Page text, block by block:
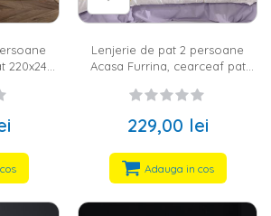
100%
Lenjerie de pat 2 persoane
Acasa Furrina, cearceaf pat
200x220 cm, 2 fete perna 50x70
mov, alb
229,00 lei
Adauga in cos